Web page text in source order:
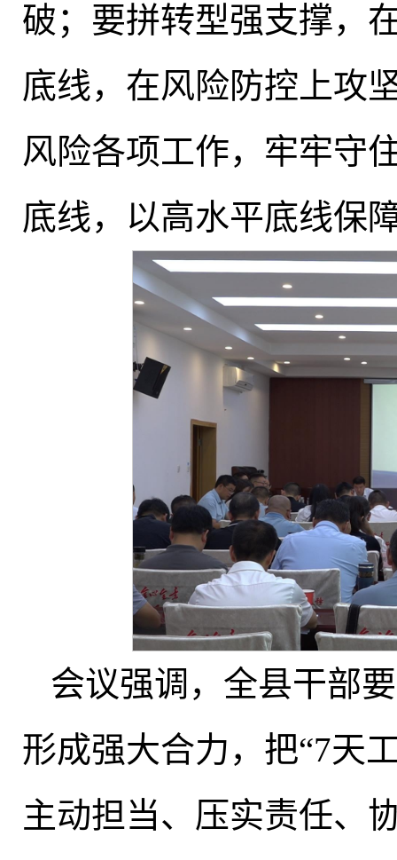
破；要拼转型强支撑，
底线， 在风险防控上攻
风险各项工作， 牢牢守
底线，以高水平底线保
会议强调 ， 全县干部
形成强大合力 ， 把“7天
主动担当、压实责任、